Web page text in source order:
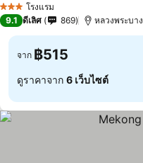
3 ดาว โรงแรม
9.1 ดีเลิศ 869 หลวงพระบาง
จาก ฿515
ดูราคาจาก 6 เว็บไซต์